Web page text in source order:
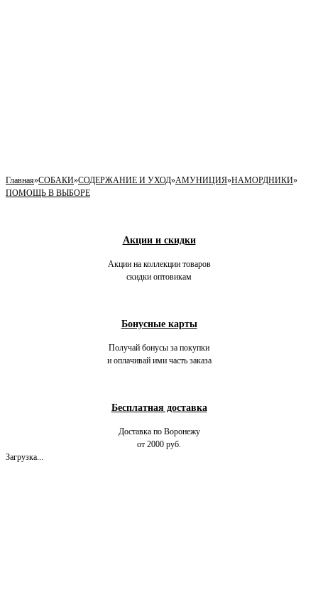
Главная»СОБАКИ»СОДЕРЖАНИЕ И УХОД»АМУНИЦИЯ»НАМОРДНИКИ»
ПОМОЩЬ В ВЫБОРЕ
Акции и скидки
Акции на коллекции товаров
скидки оптовикам
Бонусные карты
Получай бонусы за покупки
и оплачивай ими часть заказа
Бесплатная доставка
Доставка по Воронежу
от 2000 руб.
Загрузка...